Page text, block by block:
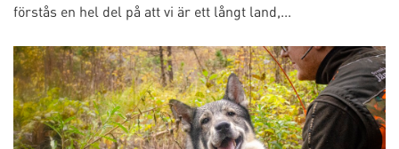
förstås en hel del på att vi är ett långt land,...